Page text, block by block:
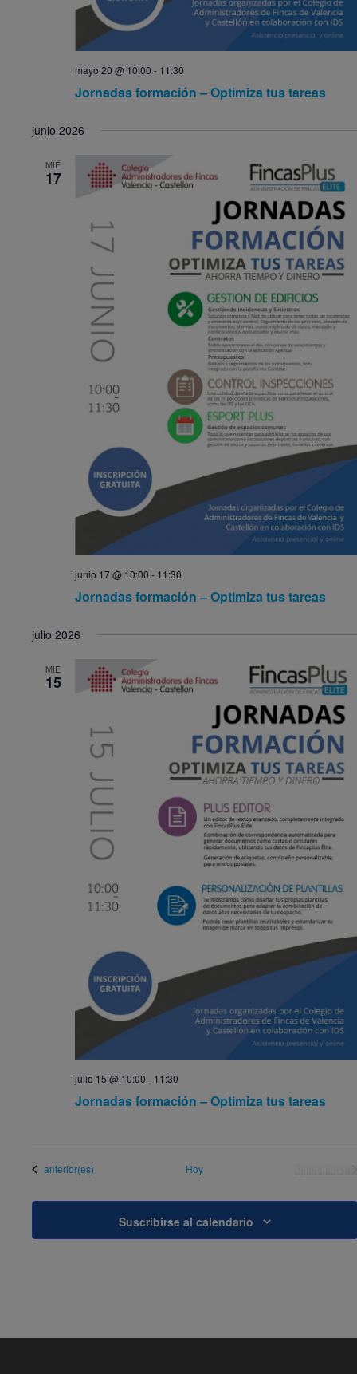
mayo 20 @ 10:00 - 11:30
Jornadas formación – Optimiza tus tareas
junio 2026
MIÉ
17
junio 17 @ 10:00 - 11:30
Jornadas formación – Optimiza tus tareas
julio 2026
MIÉ
15
julio 15 @ 10:00 - 11:30
Jornadas formación – Optimiza tus tareas
Eventos
anterior(es) Hoy
Suscribirse al calendario